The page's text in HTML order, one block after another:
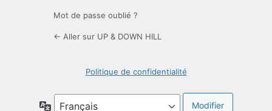
Mot de passe oublié ?
← Aller sur UP & DOWN HILL
Politique de confidentialité
Langue